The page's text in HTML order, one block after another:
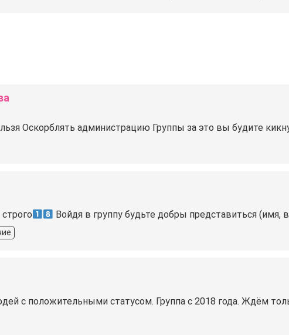
Оскорблять администрацию Группы за это вы будите
Войдя в группу будьте добры представиться (имя,
с положительными статусом. Группа с 2018 года. Ждём